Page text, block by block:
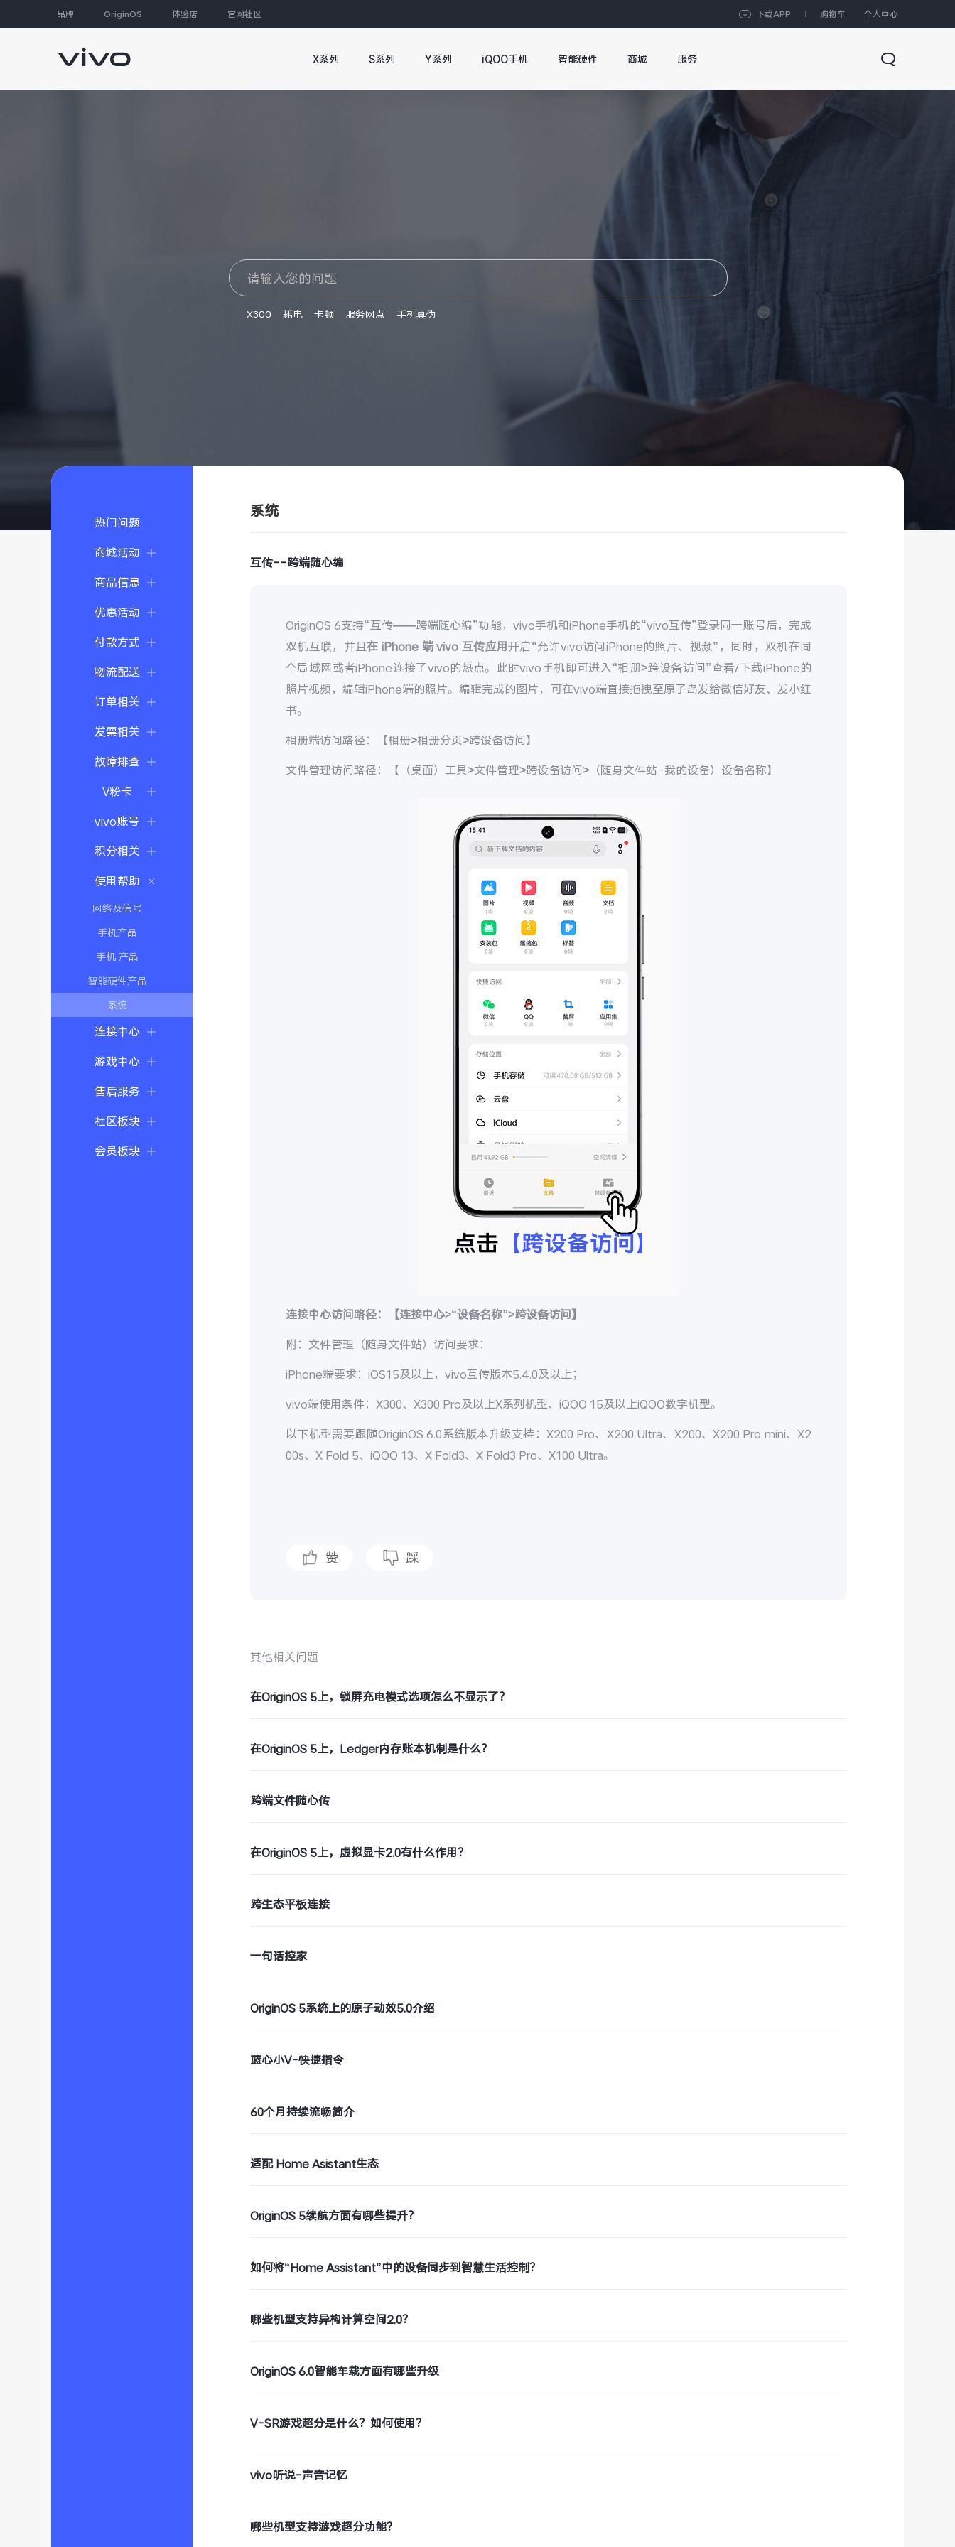
品牌 OriginOS 体验店 官网社区 下载APP 购物车 个人中心
X系列 S系列 Y系列 iQOO手机 智能硬件 商城 服务
X300 耗电 卡顿 服务网点 手机真伪
热门问题
商城活动
商品信息
优惠活动
付款方式
物流配送
订单相关
发票相关
故障排查
V粉卡
vivo账号
积分相关
使用帮助
网络及信号
手机产品
手机 产品
智能硬件产品
系统
连接中心
游戏中心
售后服务
社区板块
会员板块
系统
互传--跨端随心编
OriginOS 6支持“互传——跨端随心编”功能，vivo手机和iPhone手机的“vivo互传”登录同一账号后，完成
双机互联，并且在 iPhone 端 vivo 互传应用开启“允许vivo访问iPhone的照片、视频”，同时，双机在同
个局域网或者iPhone连接了vivo的热点。此时vivo手机即可进入“相册>跨设备访问”查看/下载iPhone的
照片视频，编辑iPhone端的照片。编辑完成的图片，可在vivo端直接拖拽至原子岛发给微信好友、发小红
书。
相册端访问路径：【相册>相册分页>跨设备访问】
文件管理访问路径：【（桌面）工具>文件管理>跨设备访问> （随身文件站-我的设备）设备名称】
连接中心访问路径：【连接中心>“设备名称”>跨设备访问】
附：文件管理（随身文件站）访问要求：
iPhone端要求：iOS15及以上，vivo互传版本5.4.0及以上；
vivo端使用条件：X300、X300 Pro及以上X系列机型、iQOO 15及以上iQOO数字机型。
以下机型需要跟随OriginOS 6.0系统版本升级支持： X200 Pro、 X200 Ultra、 X200、X200 Pro mini、X2
00s、X Fold 5、iQOO 13、X Fold3、X Fold3 Pro、X100 Ultra。
赞 踩
其他相关问题
在OriginOS 5上，锁屏充电模式选项怎么不显示了？
在OriginOS 5上，Ledger内存账本机制是什么？
跨端文件随心传
在OriginOS 5上，虚拟显卡2.0有什么作用？
跨生态平板连接
一句话控家
OriginOS 5系统上的原子动效5.0介绍
蓝心小V-快捷指令
60个月持续流畅简介
适配 Home Asistant生态
OriginOS 5续航方面有哪些提升？
如何将“Home Assistant”中的设备同步到智慧生活控制？
哪些机型支持异构计算空间2.0？
OriginOS 6.0智能车载方面有哪些升级
V-SR游戏超分是什么？如何使用？
vivo听说-声音记忆
哪些机型支持游戏超分功能？